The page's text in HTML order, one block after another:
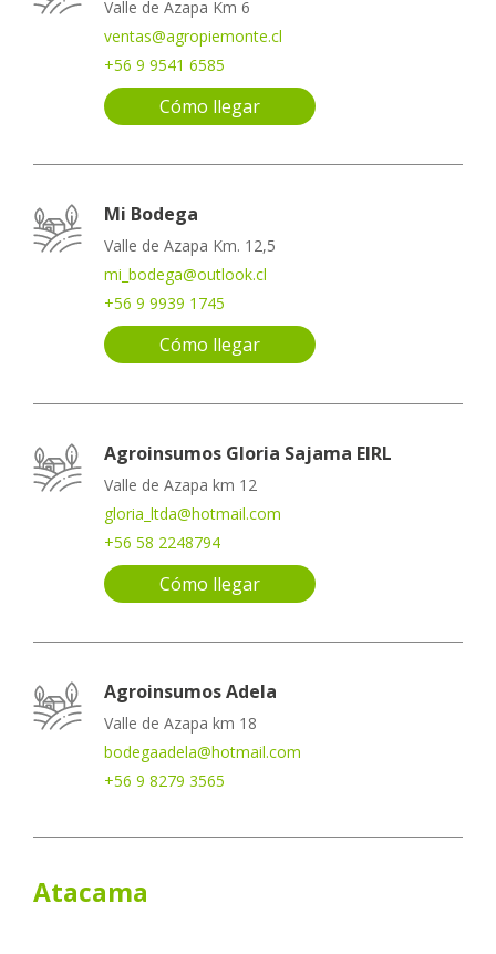
Valle de Azapa Km 6
ventas@agropiemonte.cl
+56 9 9541 6585
Cómo llegar
Mi Bodega
Valle de Azapa Km. 12,5
mi_bodega@outlook.cl
+56 9 9939 1745
Cómo llegar
Agroinsumos Gloria Sajama EIRL
Valle de Azapa km 12
gloria_ltda@hotmail.com
+56 58 2248794
Cómo llegar
Agroinsumos Adela
Valle de Azapa km 18
bodegaadela@hotmail.com
+56 9 8279 3565
Atacama